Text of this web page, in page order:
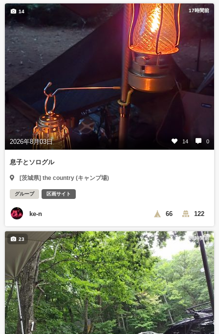
17時間前
2026年8月03日 14 0
14
息子とソログル
[茨城県] the country (キャンプ場)
グループ 区画サイト
ke-n 66 122
20時間前
23